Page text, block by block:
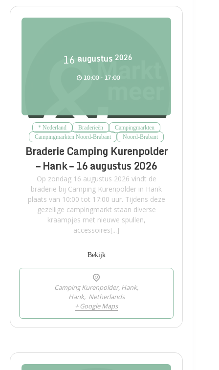
16 augustus 2026
10:00 - 17:00
* Nederland Braderieën
Campingmarkten
Campingmarkten Noord-Brabant
Noord-Brabant
Braderie Camping Kurenpolder
– Hank – 16 augustus 2026
Op zondag 16 augustus 2026 vindt de
braderie bij Camping Kurenpolder in Hank
plaats van 10:00 tot 17:00 uur. Tijdens deze
gezellige campingmarkt staan diverse
kraampjes met nieuwe spullen,
accessoires[...]
Bekijk
Camping Kurenpolder, Hank,
Hank, Netherlands
+ Google Maps